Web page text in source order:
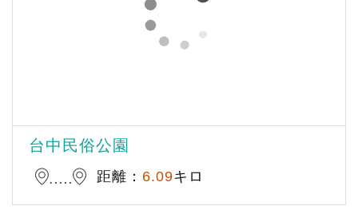
台中民俗公園
距離： 6.09キロ